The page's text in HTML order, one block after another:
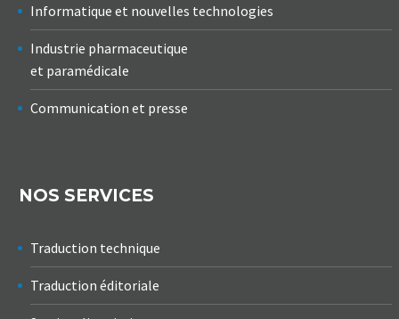
Informatique et nouvelles technologies
Industrie pharmaceutique
et paramédicale
Communication et presse
NOS SERVICES
Traduction technique
Traduction éditoriale